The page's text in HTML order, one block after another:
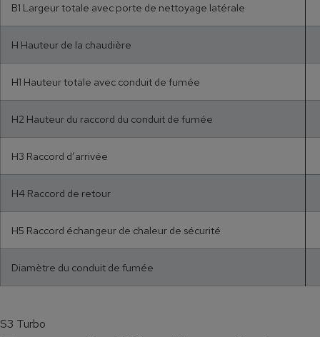
B1 Largeur totale avec porte de nettoyage latérale
H Hauteur de la chaudière
H1 Hauteur totale avec conduit de fumée
H2 Hauteur du raccord du conduit de fumée
H3 Raccord d’arrivée
H4 Raccord de retour
H5 Raccord échangeur de chaleur de sécurité
Diamètre du conduit de fumée
S3 Turbo